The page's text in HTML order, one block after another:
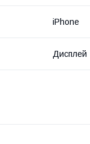
iPhone
Дисплей